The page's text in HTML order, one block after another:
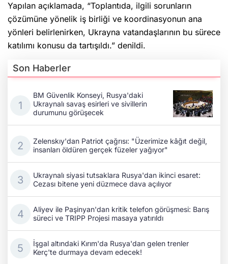
Yapılan açıklamada, “Toplantıda, ilgili sorunların
çözümüne yönelik iş birliği ve koordinasyonun ana
yönleri belirlenirken, Ukrayna vatandaşlarının bu sürece
katılımı konusu da tartışıldı.” denildi.
Son Haberler
BM Güvenlik Konseyi, Rusya'daki
Ukraynalı savaş esirleri ve sivillerin
durumunu görüşecek
Zelenskıy'dan Patriot çağrısı: "Üzerimize kâğıt değil,
insanları öldüren gerçek füzeler yağıyor"
Ukraynalı siyasi tutsaklara Rusya'dan ikinci esaret:
Cezası bitene yeni düzmece dava açılıyor
Aliyev ile Paşinyan'dan kritik telefon görüşmesi: Barış
süreci ve TRIPP Projesi masaya yatırıldı
İşgal altındaki Kırım'da Rusya'dan gelen trenler
Kerç'te durmaya devam edecek!